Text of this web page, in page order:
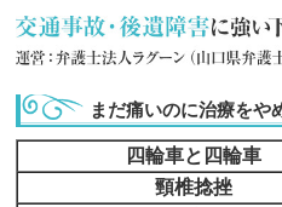
まだ痛いのに治療をや
四輪車と四輪車
頸椎捻挫